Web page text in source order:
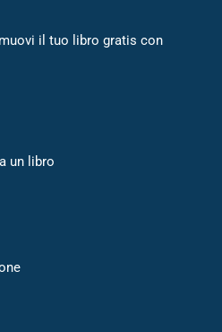
il tuo libro gratis con
un libro